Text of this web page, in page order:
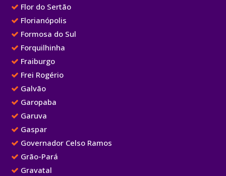
Flor do Sertão
Florianópolis
Formosa do Sul
Forquilhinha
Fraiburgo
Frei Rogério
Galvão
Garopaba
Garuva
Gaspar
Governador Celso Ramos
Grão-Pará
Gravatal